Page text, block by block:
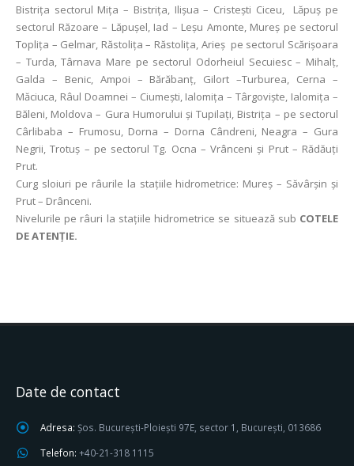
Bistrița sectorul Mița – Bistrița, Ilișua – Cristești Ciceu, Lăpuș pe
sectorul Răzoare – Lăpușel, Iad – Leșu Amonte, Mureș pe sectorul
Toplița – Gelmar, Răstolița – Răstolița, Arieș pe sectorul Scărișoara
– Turda, Târnava Mare pe sectorul Odorheiul Secuiesc – Mihalț,
Galda – Benic, Ampoi – Bărăbanț, Gilort –Turburea, Cerna –
Măciuca, Râul Doamnei – Ciumești, Ialomița – Târgoviște, Ialomița –
Băleni, Moldova – Gura Humorului şi Tupilaţi, Bistriţa – pe sectorul
Cârlibaba – Frumosu, Dorna – Dorna Cândreni, Neagra – Gura
Negrii, Trotuş – pe sectorul Tg. Ocna – Vrânceni şi Prut – Rădăuţi
Prut.
Curg sloiuri pe râurile la stațiile hidrometrice: Mureș – Săvârșin și
Prut – Drânceni.
Nivelurile pe râuri la stațiile hidrometrice se situează sub COTELE
DE ATENȚIE.
Date de contact
Adresa: Șos. București-Ploiești 97E, sector 1, București, 013686
Telefon: +40-21-318 1115